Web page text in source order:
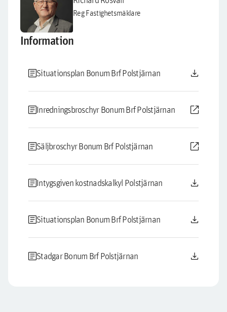
Reg Fastighetsmäklare
Information
articleSituationsplan Bonum Brf Polstjärnan download
articleInredningsbroschyr Bonum Brf Polstjärnan open_in_new
articleSäljbroschyr Bonum Brf Polstjärnan open_in_new
articleIntygsgiven kostnadskalkyl Polstjärnan download
articleSituationsplan Bonum Brf Polstjärnan download
articleStadgar Bonum Brf Polstjärnan download